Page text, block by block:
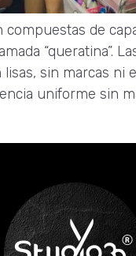
compuestas de
“queratina”.
lisas, sin marcas ni
uniforme sin